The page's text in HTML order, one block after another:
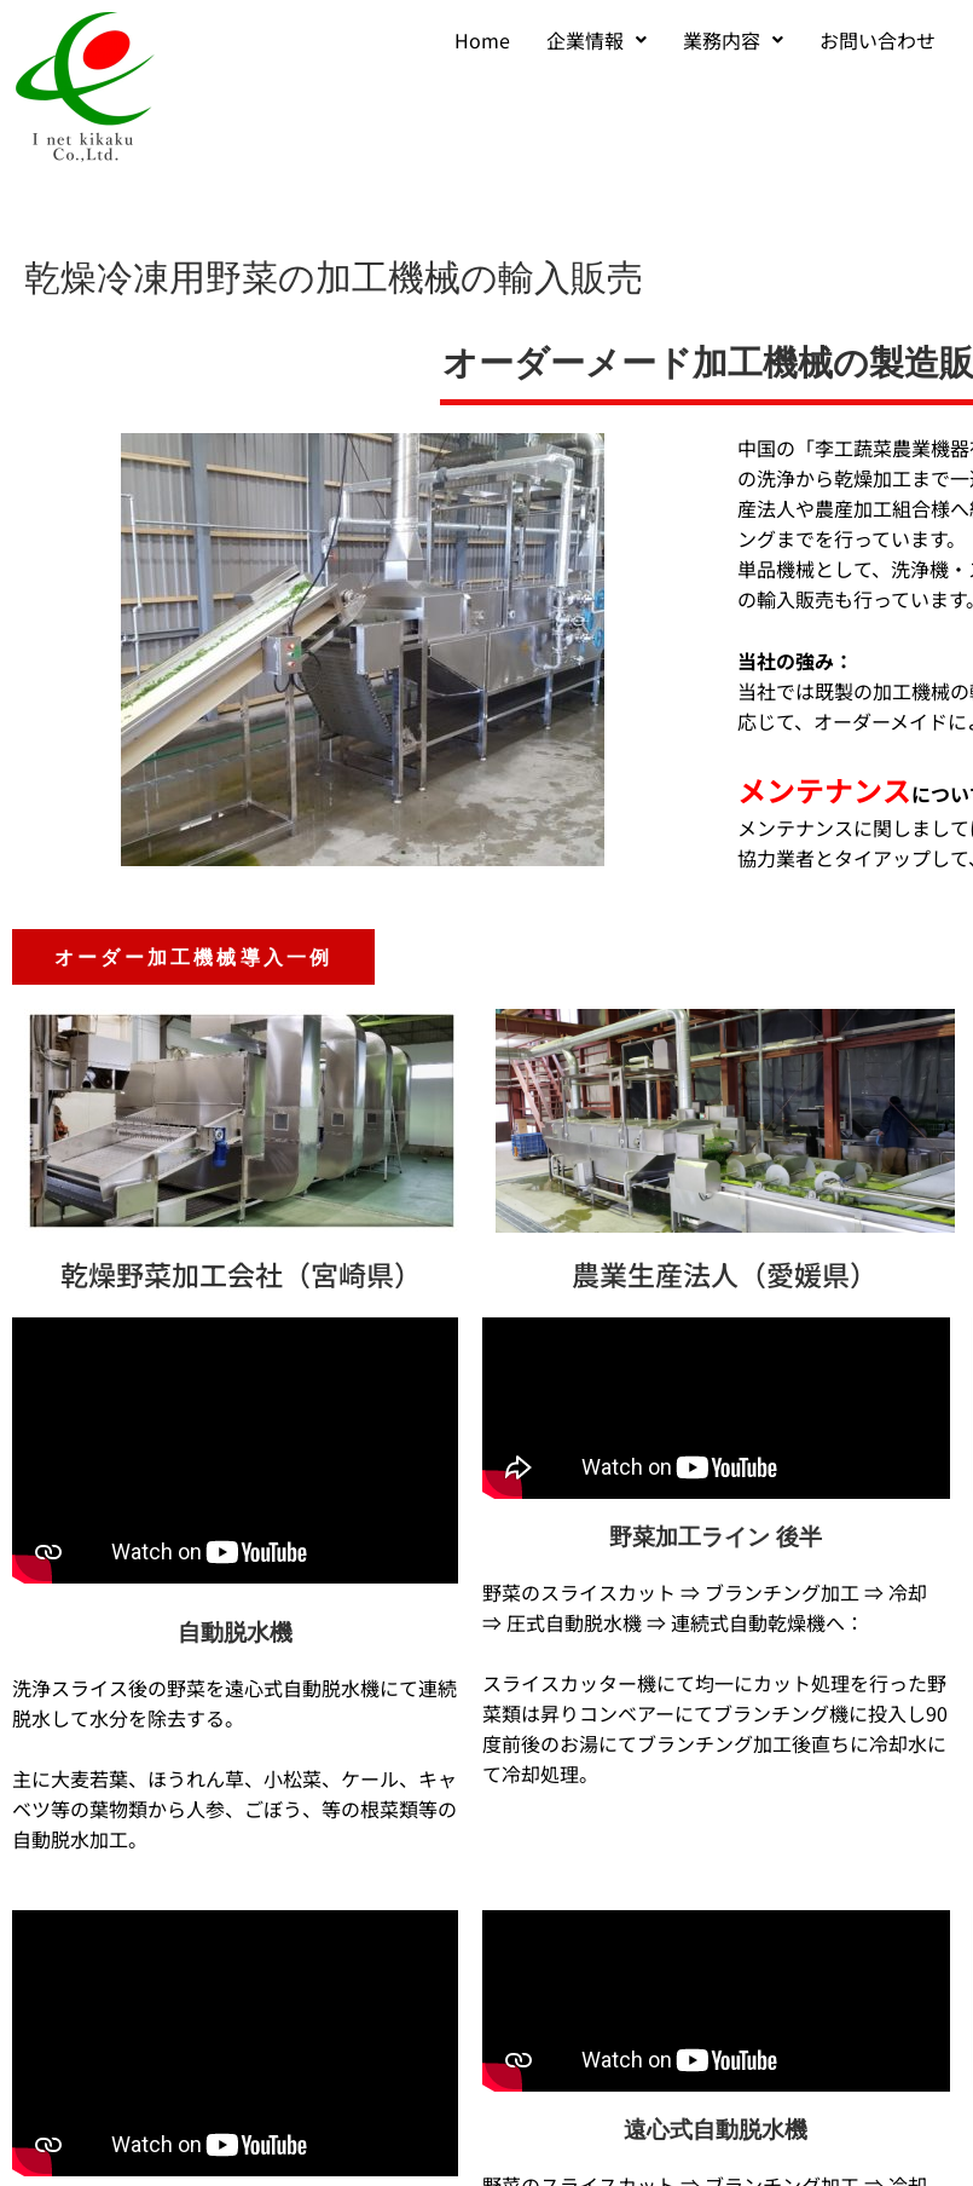
Home 企業情報 業務内容 お問い合わせ
乾燥冷凍用野菜の加工機械の輸入販売
オーダーメード加工機械の製造
中国の「李工蔬菜農業機
の洗浄から乾燥加工まで
産法人や農産加工組合様
ングまでを行っています。
単品機械として、洗浄機
の輸入販売も行っています。
当社の強み：
当社では既製の加工機械
応じて、オーダーメイド
メンテナンスにつ
メンテナンスに関しまし
協力業者とタイアップして
オーダー加工機械導入一例
乾燥野菜加工会社（宮崎県） 農業生産法人（愛媛県）
自動脱水機
洗浄スライス後の野菜を遠心式自動脱水機にて連続
脱水して水分を除去する。
主に大麦若葉、ほうれん草、小松菜、ケール、キャ
ベツ等の葉物類から人参、ごぼう、等の根菜類等の
自動脱水加工。
野菜加工ライン 後半
野菜のスライスカット ⇒ ブランチング加工 ⇒ 冷却
⇒ 圧式自動脱水機 ⇒ 連続式自動乾燥機へ：
スライスカッター機にて均一にカット処理を行った野
菜類は昇りコンベアーにてブランチング機に投入し90
度前後のお湯にてブランチング加工後直ちに冷却水に
て冷却処理。
遠心式自動脱水機